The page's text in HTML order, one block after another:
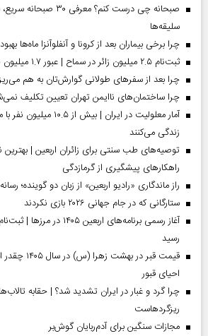
صبحانه چی درست کنم؟
سلیقه‌ها
چرا برخی بیماران بعد از کرونا و آنفلوآنزا ماه‌ها
ثبت‌نام ۲.۵ میلیون زائر در سماح | عبور ۱.۷ میلیون نفر از مرز‌های اربعین
چرا بعد از سفرهای طولانی گوارش‌تان به هم
چرا ساختمان‌های ناایمن تهران تعیین تکلیف
آمار معلولیت در ایران |
زندگی می‌کنند
توصیه‌های طب سنتی برای زائران اربعین |
راهکارهای پیشگیری از گرمازدگی
راز ماندگاری «رادیو اربعین» از زبان دو گوینده؛
ستارگانی که در جام جهانی ۲۰۲۶ بازی نکردند
رسید
قیمت قبر در
احیای قبور
چرا گرد و غبار در ایران تشدید شد؟ | حقابه
ریزگردهاست
مجازات سنگین برای آدم‌ربایان گوش‌بر